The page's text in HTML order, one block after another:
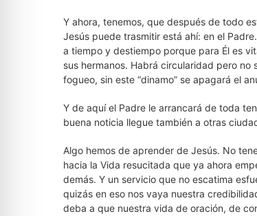
Y ahora, tenemos, que después de todo
Jesús puede trasmitir está ahí: en el
a tiempo y destiempo porque para Él es
sus hermanos. Habrá circularidad pero
fogueo, sin este “dinamo” se apagará el
Y de aquí el Padre le arrancará de toda
buena noticia llegue también a otras
Algo hemos de aprender de Jesús. No
hacia la Vida resucitada que ya ahora
demás. Y un servicio que no escatima
quizás en eso nos vaya nuestra
deba a que nuestra vida de oración, de